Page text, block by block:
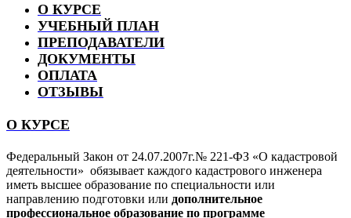
О КУРСЕ
УЧЕБНЫЙ ПЛАН
ПРЕПОДАВАТЕЛИ
ДОКУМЕНТЫ
ОПЛАТА
ОТЗЫВЫ
О КУРСЕ
Федеральный Закон от 24.07.2007г.№ 221-ФЗ «О кадастровой
деятельности» обязывает каждого кадастрового инженера
иметь высшее образование по специальности или
направлению подготовки или дополнительное
профессиональное образование по программе